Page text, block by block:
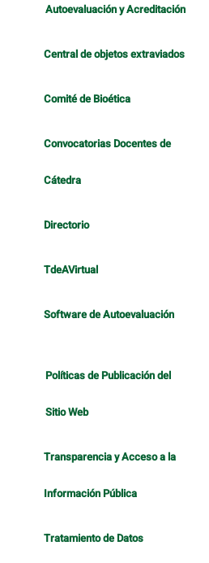
Autoevaluación y Acreditación
Central de objetos extraviados
Comité de Bioética
Convocatorias Docentes de
Cátedra
Directorio
TdeAVirtual
Software de Autoevaluación
Políticas de Publicación del
Sitio Web
Transparencia y Acceso a la
Información Pública
Tratamiento de Datos